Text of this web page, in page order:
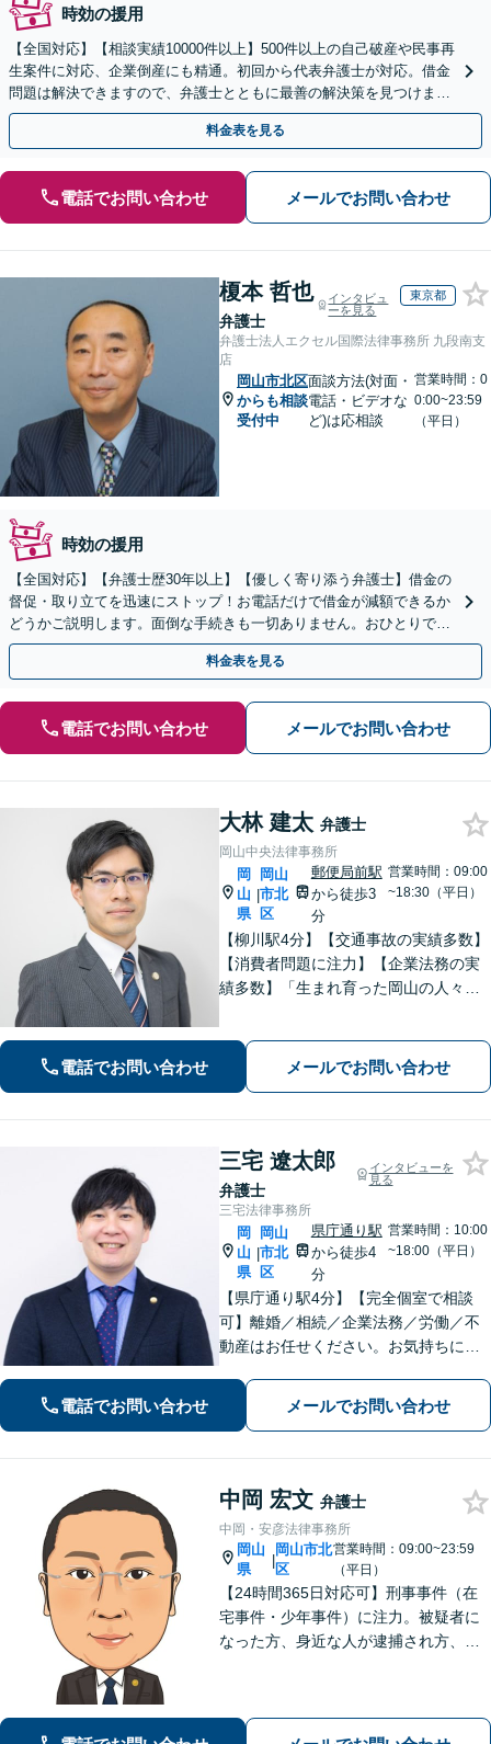
時効の援用
【全国対応】【相談実績10000件以上】500件以上の自己破産や民事再
生案件に対応、企業倒産にも精通。初回から代表弁護士が対応。借金
問題は解決できますので、弁護士とともに最善の解決策を見つけまし
ょう【初回相談無料】【法テラス利用可】
料金表を見る
電話でお問い合わせ メールでお問い合わせ
榎本 哲也
弁護士
インタビュ
ーを見る
東京都
弁護士法人エクセル国際法律事務所 九段南支
店
岡山市北区
からも相談
受付中
面談方法(対面・
電話・ビデオな
ど)は応相談
営業時間：0
0:00~23:59
（平日）
時効の援用
【全国対応】【弁護士歴30年以上】【優しく寄り添う弁護士】借金の
督促・取り立てを迅速にストップ！お電話だけで借金が減額できるか
どうかご説明します。面倒な手続きも一切ありません。おひとりで悩
まず、お気軽にご相談ください。【電話相談可】
料金表を見る
電話でお問い合わせ メールでお問い合わせ
大林 建太 弁護士
岡山中央法律事務所
岡
山
県
|
岡山
市北
区
郵便局前駅
から徒歩3
分
営業時間：09:00
~18:30（平日）
【柳川駅4分】【交通事故の実績多数】
【消費者問題に注力】【企業法務の実
績多数】「生まれ育った岡山の人々の
実かつ確実な対応に努めてまいりま
す。お気軽にご相談ください。
電話でお問い合わせ メールでお問い合わせ
三宅 遼太郎
弁護士
インタビューを
見る
三宅法律事務所
岡
山
県
|
岡山
市北
区
県庁通り駅
から徒歩4
分
営業時間：10:00
~18:00（平日）
【県庁通り駅4分】【完全個室で相談
可】離婚／相続／企業法務／労働／不
動産はお任せください。お気持ちに寄
「こんなこと弁護士に相談してもいい
のかな」と思うこともまずはご相談く
電話でお問い合わせ メールでお問い合わせ
中岡 宏文 弁護士
中岡・安彦法律事務所
岡山
県
|
岡山市北
区
営業時間：09:00~23:59
（平日）
【24時間365日対応可】刑事事件（在
宅事件・少年事件）に注力。被疑者に
なった方、身近な人が逮捕され方、す